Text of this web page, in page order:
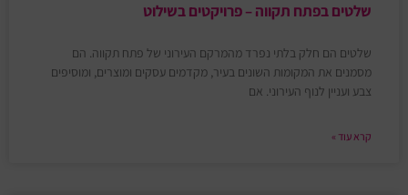
שלטים בפתח תקווה – פרויקטים בשילוט
שלטים הם חלק בלתי נפרד מהמרקם העירוני של פתח תקווה. הם
מסמנים את המקומות השונים בעיר, מקדמים עסקים ומוצרים, ומוסיפים
צבע ועניין לנוף העירוני. אם
קרא עוד »